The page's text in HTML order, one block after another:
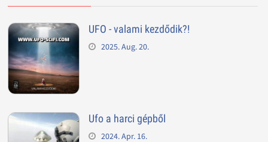
UFO - valami kezdődik?!
2025. Aug. 20.
Ufo a harci gépből
2024. Apr. 16.